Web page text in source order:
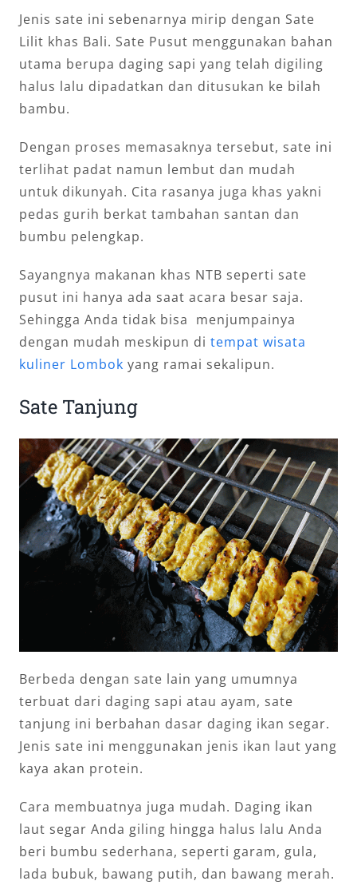
Jenis sate ini sebenarnya mirip dengan Sate
Lilit khas Bali. Sate Pusut menggunakan bahan
utama berupa daging sapi yang telah digiling
halus lalu dipadatkan dan ditusukan ke bilah
bambu.
Dengan proses memasaknya tersebut, sate ini
terlihat padat namun lembut dan mudah
untuk dikunyah. Cita rasanya juga khas yakni
pedas gurih berkat tambahan santan dan
bumbu pelengkap.
Sayangnya makanan khas NTB seperti sate
pusut ini hanya ada saat acara besar saja.
Sehingga Anda tidak bisa menjumpainya
dengan mudah meskipun di tempat wisata
kuliner Lombok yang ramai sekalipun.
Sate Tanjung
Berbeda dengan sate lain yang umumnya
terbuat dari daging sapi atau ayam, sate
tanjung ini berbahan dasar daging ikan segar.
Jenis sate ini menggunakan jenis ikan laut yang
kaya akan protein.
Cara membuatnya juga mudah. Daging ikan
laut segar Anda giling hingga halus lalu Anda
beri bumbu sederhana, seperti garam, gula,
lada bubuk, bawang putih, dan bawang merah.